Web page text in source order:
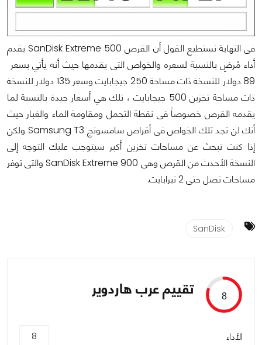
فى النهاية نستطيع القول أن القرص SanDisk Extreme 500 يقدم
أداء مُرضٍ بالنسبة لسعره والخواص التى يقدمها حيث أنه يأتي بسعر
89 دولار للنسخة ذات مساحة 250 جيجابايت وسعر 135 دولار للنسخة
ذات مساحة تخزين 500 جيجابايت ، تلك هي أسعار جيدة بالنسبة لما
يقدمه القرص خصوصاً فى نقطة التحمل ومقاومة الماء والغبار حيث
أنك لن تجد تلك الخواص فى أقراص سامسونج Samsung T3 ولكن
إذا كنت تبحث عن مساحات تخزين أكبر سيتوجب عليك التوجه إلى
النسخة الأحدث من القرص وهى SanDisk Extreme 900 والتى توفر
مساحات تصل حتى 2 تيرابايت.
SanDisk
8 تقييم عرب هاردوير
الأداء 8